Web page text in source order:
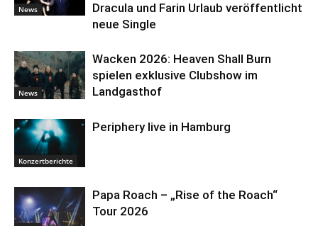
News
Dracula und Farin Urlaub veröffentlicht
neue Single
News
Wacken 2026: Heaven Shall Burn
spielen exklusive Clubshow im
Landgasthof
Konzertberichte
Periphery live in Hamburg
Papa Roach – „Rise of the Roach“
Tour 2026